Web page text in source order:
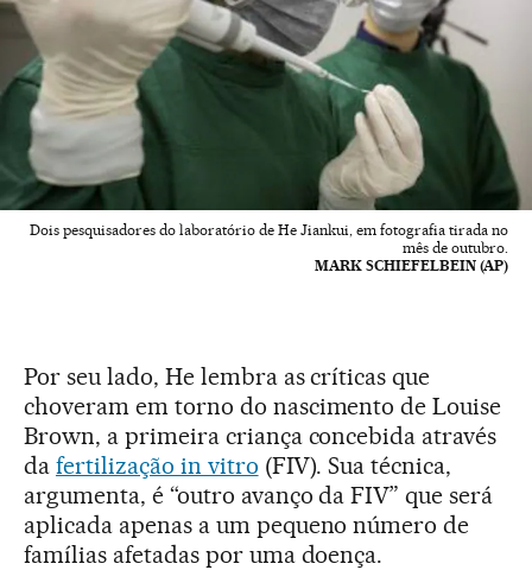
Dois pesquisadores do laboratório de He Jiankui, em fotografia tirada no
mês de outubro.
MARK SCHIEFELBEIN (AP)
Por seu lado, He lembra as críticas que
choveram em torno do nascimento de Louise
Brown, a primeira criança concebida através
da fertilização in vitro (FIV). Sua técnica,
argumenta, é “outro avanço da FIV” que será
aplicada apenas a um pequeno número de
famílias afetadas por uma doença.